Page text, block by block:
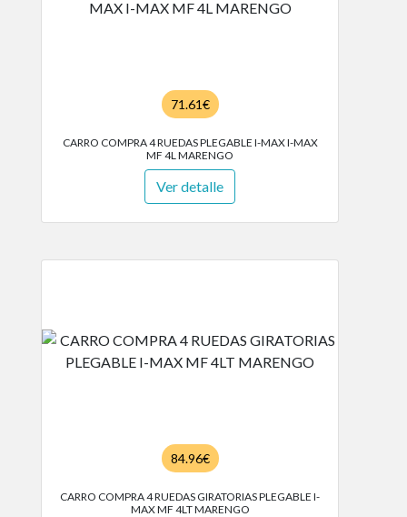
71.61€
CARRO COMPRA 4 RUEDAS PLEGABLE I-MAX I-MAX
MF 4L MARENGO
Ver detalle
84.96€
CARRO COMPRA 4 RUEDAS GIRATORIAS PLEGABLE I-
MAX MF 4LT MARENGO